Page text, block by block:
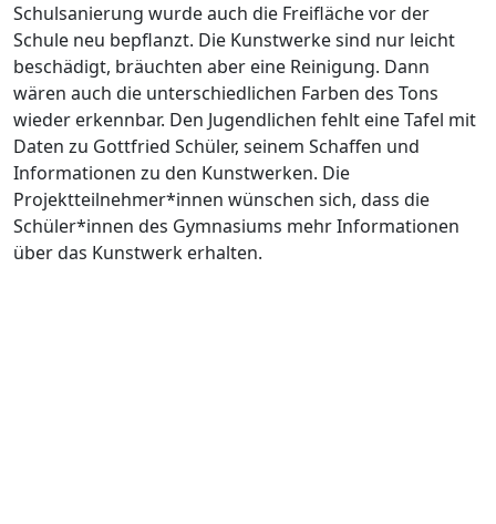
Schulsanierung wurde auch die Freifläche vor der
Schule neu bepflanzt. Die Kunstwerke sind nur leicht
beschädigt, bräuchten aber eine Reinigung. Dann
wären auch die unterschiedlichen Farben des Tons
wieder erkennbar. Den Jugendlichen fehlt eine Tafel mit
Daten zu Gottfried Schüler, seinem Schaffen und
Informationen zu den Kunstwerken. Die
Projektteilnehmer*innen wünschen sich, dass die
Schüler*innen des Gymnasiums mehr Informationen
über das Kunstwerk erhalten.